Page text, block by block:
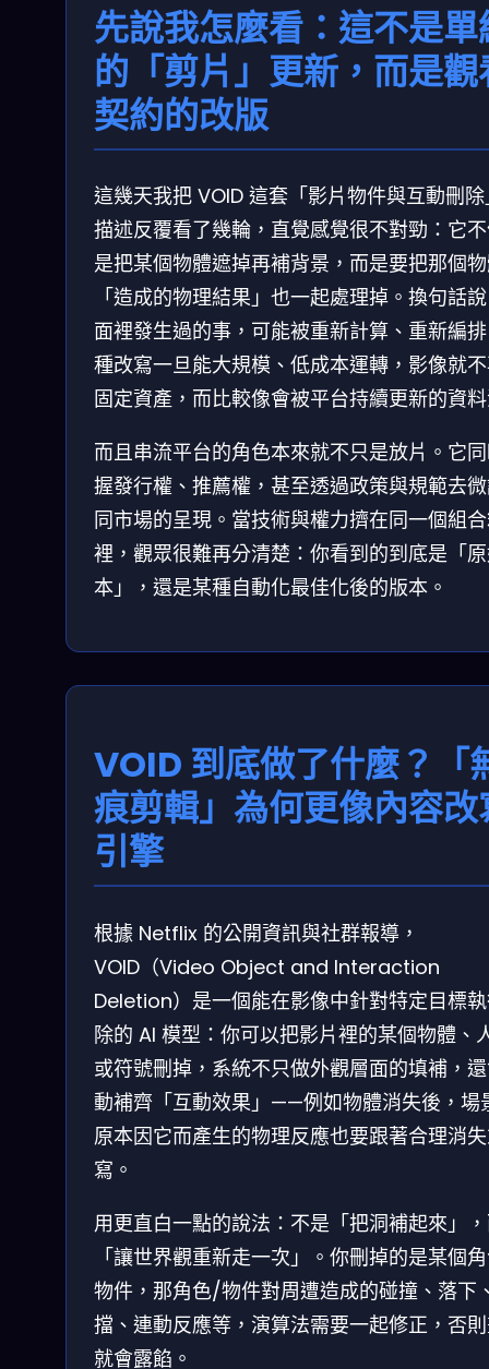
先說我怎麼看：這不是單
的「剪片」更新，而是觀
契約的改版
這幾天我把 VOID 這套「影片物件與互動刪
描述反覆看了幾輪，直覺感覺很不對勁：它
是把某個物體遮掉再補背景，而是要把那個
「造成的物理結果」也一起處理掉。換句話
面裡發生過的事，可能被重新計算、重新編
種改寫一旦能大規模、低成本運轉，影像就
固定資產，而比較像會被平台持續更新的資
而且串流平台的角色本來就不只是放片。它
握發行權、推薦權，甚至透過政策與規範去
同市場的呈現。當技術與權力擠在同一個組
裡，觀眾很難再分清楚：你看到的到底是「
本」，還是某種自動化最佳化後的版本。
VOID 到底做了什麼？「
痕剪輯」為何更像內容改
引擎
根據 Netflix 的公開資訊與社群報導，
VOID（Video Object and Interaction
Deletion）是一個能在影像中針對特定目標
除的 AI 模型：你可以把影片裡的某個物體、
或符號刪掉，系統不只做外觀層面的填補，
動補齊「互動效果」——例如物體消失後，場
原本因它而產生的物理反應也要跟著合理消
寫。
用更直白一點的說法：不是「把洞補起來」
「讓世界觀重新走一次」。你刪掉的是某個
物件，那角色/物件對周遭造成的碰撞、落下
擋、連動反應等，演算法需要一起修正，否
就會露餡。